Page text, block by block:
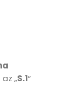
„S.1”